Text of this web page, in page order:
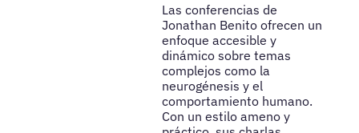
Las conferencias de
Jonathan Benito ofrecen un
enfoque accesible y
dinámico sobre temas
complejos como la
neurogénesis y el
comportamiento humano.
Con un estilo ameno y